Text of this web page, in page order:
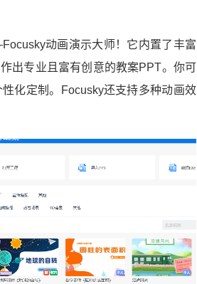
动画演示大师！它内置了丰富
出专业且富有创意的教案PPT。你可
化定制。Focusky还支持多种动画效